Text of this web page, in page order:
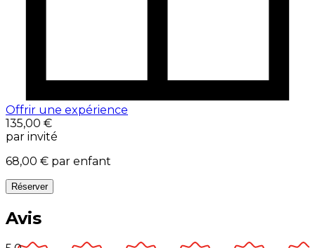
Offrir une expérience
135,00 €
par invité
68,00 € par enfant
Réserver
Avis